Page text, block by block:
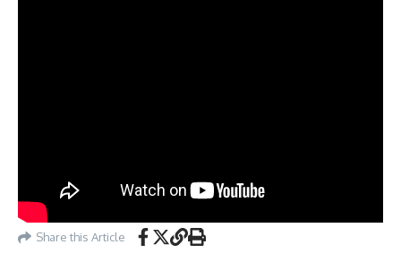
Share this Article